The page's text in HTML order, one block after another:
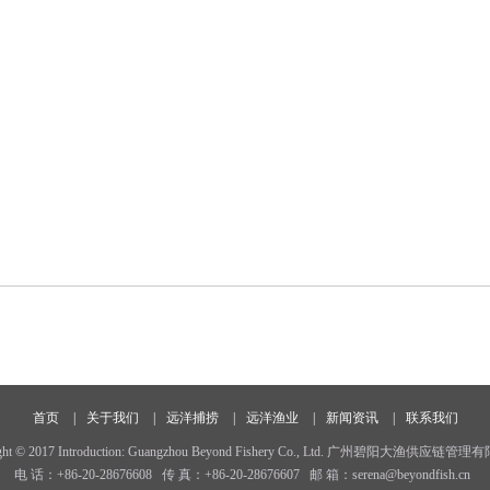
首页 关于我们 远洋捕捞 远洋渔业 新闻资讯 联系我们
© 2017 Introduction: Guangzhou Beyond Fishery Co., Ltd. 广州碧阳大渔供应链管理有
电 话：+86-20-28676608 传 真：+86-20-28676607 邮 箱：serena@beyondfish.cn